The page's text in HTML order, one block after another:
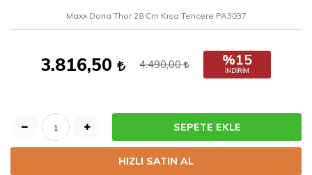
Maxx Doria Thor 28 Cm Kısa Tencere PA3037
3.816,50 4.490,00 %15
İNDIRIM
SEPETE EKLE
HIZLI SATIN AL